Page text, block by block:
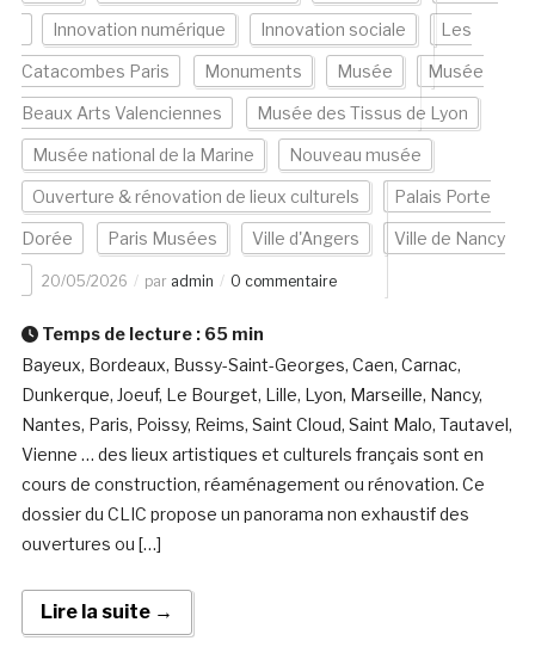
Innovation numérique Innovation sociale Les
Catacombes Paris Monuments Musée Musée
Beaux Arts Valenciennes Musée des Tissus de Lyon
Musée national de la Marine Nouveau musée
Ouverture & rénovation de lieux culturels Palais Porte
Dorée Paris Musées Ville d'Angers Ville de Nancy
20/05/2026 par admin 0 commentaire
Temps de lecture : 65 min
Bayeux, Bordeaux, Bussy-Saint-Georges, Caen, Carnac,
Dunkerque, Joeuf, Le Bourget, Lille, Lyon, Marseille, Nancy,
Nantes, Paris, Poissy, Reims, Saint Cloud, Saint Malo, Tautavel,
Vienne … des lieux artistiques et culturels français sont en
cours de construction, réaménagement ou rénovation. Ce
dossier du CLIC propose un panorama non exhaustif des
ouvertures ou […]
Lire la suite →